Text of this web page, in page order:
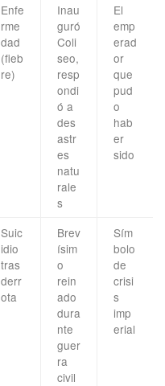
Enfe
rme
dad
(fieb
re)
Inau
guró
Coli
seo,
resp
ondi
ó a
des
astr
es
natu
rale
s
El
emp
erad
or
que
pud
o
hab
er
sido
Suic
idio
tras
derr
ota
Brev
ísim
o
rein
ado
dura
nte
guer
ra
civil
Sím
bolo
de
crisi
s
imp
erial